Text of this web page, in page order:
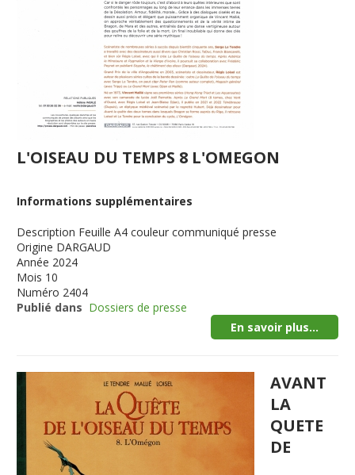
L'OISEAU DU TEMPS 8 L'OMEGON
Informations supplémentaires
Description Feuille A4 couleur communiqué presse
Origine DARGAUD
Année 2024
Mois 10
Numéro 2404
Publié dans Dossiers de presse
En savoir plus...
AVANT
LA
QUETE
DE